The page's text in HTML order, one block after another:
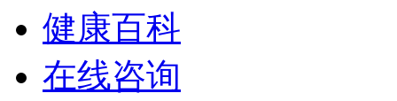
健康百科
在线咨询